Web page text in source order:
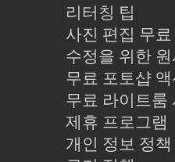
리터칭 팁
사진 편집 무료
수정을 위한 원
무료 포토샵 액
무료 라이트룸
제휴 프로그램
개인 정보 정책